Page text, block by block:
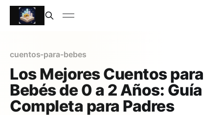
cuentos-para-bebes
Los Mejores Cuentos para
Bebés de 0 a 2 Años: Guía
Completa para Padres